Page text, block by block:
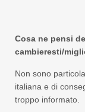
Cosa ne pensi
cambieresti/
Non sono
italiana e di
troppo informato.